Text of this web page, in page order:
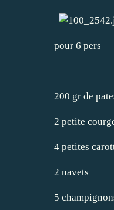
pour 6 pers
200 gr de
2 petite
4 petites
2 navets
5